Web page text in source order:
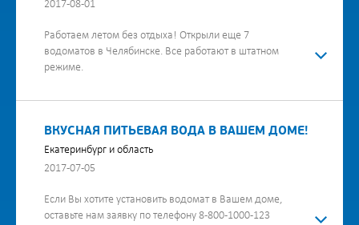
2017-08-01
Работаем летом без отдыха! Открыли еще 7
водоматов в Челябинске. Все работают в штатном
режиме.
ВКУСНАЯ ПИТЬЕВАЯ ВОДА В ВАШЕМ ДОМЕ!
Екатеринбург и область
2017-07-05
Если Вы хотите установить водомат в Вашем доме,
оставьте нам заявку по телефону 8-800-1000-123